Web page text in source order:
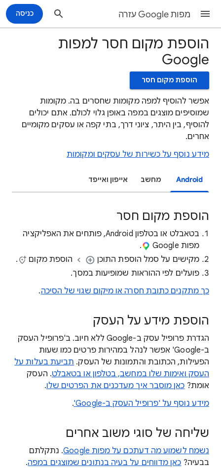
מפות Google עזרה כניסה
הוספת מקום חסר למפות
Google
הוספת מקום חסר
אפשר להוסיף למפה מקומות שחסרים בה. מקומות
שמוסיפים מוצגים במפה באופן גלוי לכולם. אתם יכולים
להוסיף, בין היתר, ציוני דרך, בתי קפה או עסקים מקומיים
אחרים.
מידע נוסף על כשירות של עסקים ומקומות
Android מחשב אייפון ואייפד
הוספת מקום חסר
בטאבלט או בטלפון Android, פותחים את האפליקציה
מפות Google
.
מקישים על סמל הוספת התוכן
הוספת מקום
.
פועלים לפי ההוראות שמופיעות במסך.
כך מתקנים כתובת חסרה או מיקום שגוי של הסיכה.
הוספת מידע על העסק
הגדרת פרופיל עסק ב-Google ללא חיוב. ב'פרופיל העסק
ב-Google' אפשר לנהל במהירות פרטים כמו שעות
הפעילות, הכתובת והתמונות של העסק. תביעת בעלות על
העסק ואימות שלו במחשב, בטלפון או בטאבלט. העסק
אומת? כאן מוסבר איך מעדכנים את הפרטים שלו.
מידע נוסף על 'פרופיל העסק ב-Google'
.
שליחה של סוגי משוב אחרים
נשמח לשמוע מה דעתכם על מפות Google
. נתקלתם
בבעיה? כאן מדווחים על בעיה בנתונים שמוצגים במפה.